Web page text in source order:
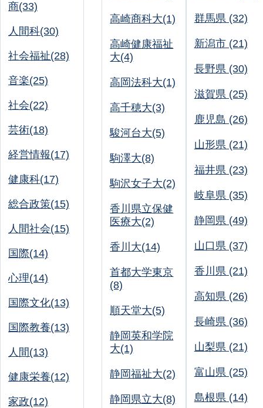
商(33)
人間科(30)
社会福祉(28)
音楽(25)
社会(22)
芸術(18)
経営情報(17)
健康科(17)
総合政策(15)
人間社会(15)
国際(14)
心理(14)
国際文化(13)
国際教養(13)
人間(13)
健康栄養(12)
家政(12)
高崎商科大(1)
高崎健康福祉
大(4)
高岡法科大(1)
高千穂大(3)
駿河台大(5)
駒澤大(8)
駒沢女子大(2)
香川県立保健
医療大(2)
香川大(14)
首都大学東京
(8)
順天堂大(5)
静岡英和学院
大(1)
静岡福祉大(2)
静岡県立大(8)
群馬県 (32)
新潟市 (21)
長野県 (30)
滋賀県 (25)
鹿児島 (26)
山形県 (21)
福井県 (23)
岐阜県 (35)
静岡県 (49)
山口県 (37)
香川県 (21)
高知県 (26)
長崎県 (36)
山梨県 (21)
富山県 (25)
島根県 (14)